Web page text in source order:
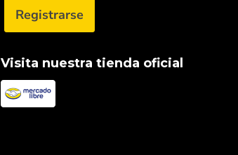
Registrarse
Visita nuestra tienda oficial